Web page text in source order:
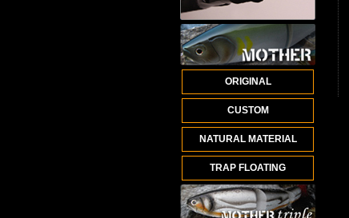
ORIGINAL
CUSTOM
NATURAL MATERIAL
TRAP FLOATING